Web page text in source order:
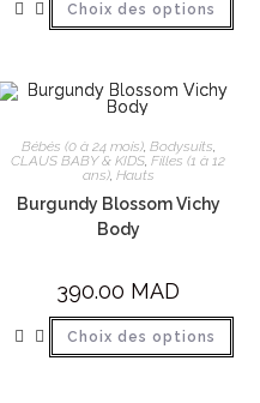
Choix des options
Bébés (0 à 24 mois), Bodysuits
CLAUS BABY & KIDS ,Filles (1 à 12
ans), Hauts
Burgundy Blossom Vichy
Body
390.00 MAD
Choix des options